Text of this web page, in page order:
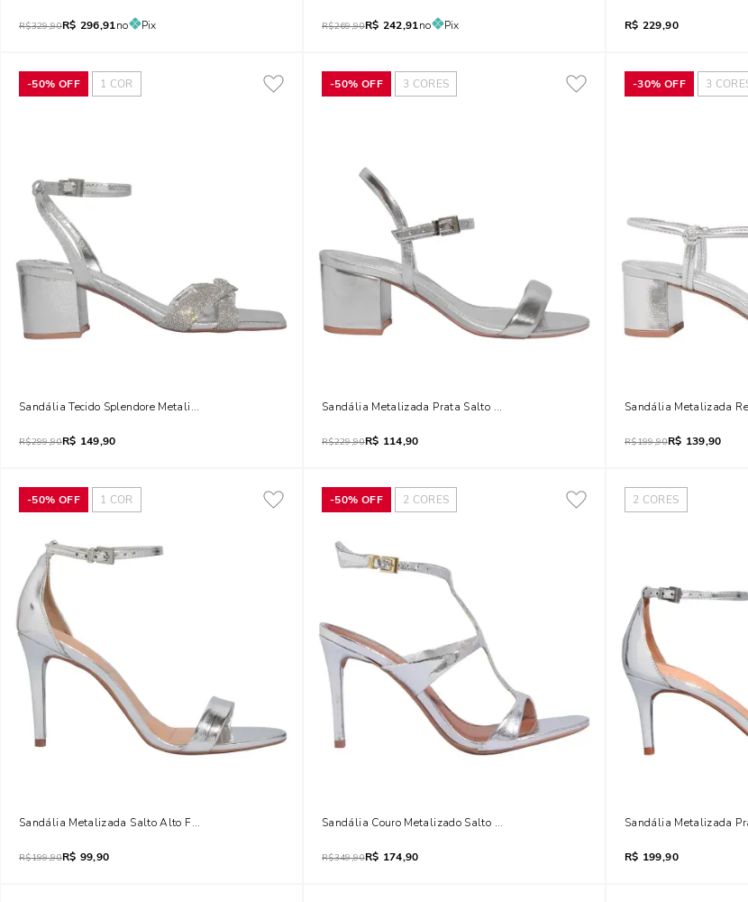
R$329,90R$ 296,91no Pix R$269,90R$ 242,91no Pix R$ 229,90
-50% OFF 1 COR
Sandália Tecido Splendore Metalizado Prata Strass Brilho Salto Grosso
R$299,90R$ 149,90
-50% OFF 3 CORES
Sandália Metalizada Prata Salto Grosso Bico Redondo
R$229,90R$ 114,90
-30% OFF 3
Sandália Metalizada
R$199,90R$ 139,90
-50% OFF 1 COR
Sandália Metalizada Salto Alto Fino Prata
R$199,90R$ 99,90
-50% OFF 2 CORES
Sandália Couro Metalizado Salto Alto Fino Prata
R$349,90R$ 174,90
2 CORES
Sandália Metalizada
R$ 199,90